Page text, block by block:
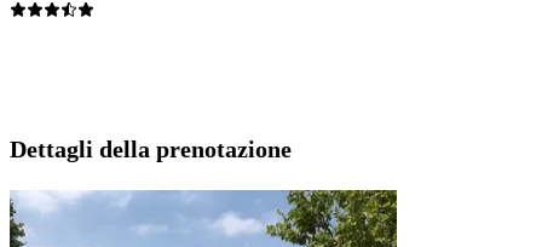
Dettagli della prenotazione